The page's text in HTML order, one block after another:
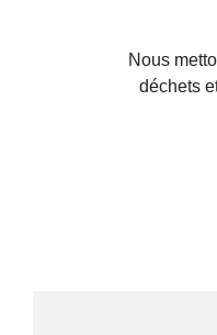
Nous
déchets